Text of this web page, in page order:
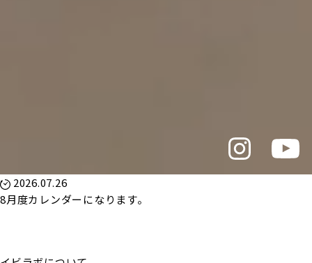
2026.07.26
8月度カレンダーになります。